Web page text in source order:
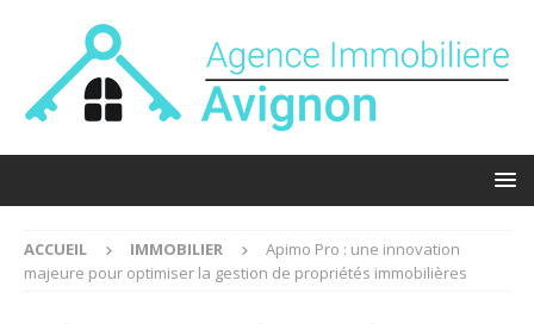
ACCUEIL IMMOBILIER
Apimo Pro : une innovation
majeure pour optimiser la gestion de propriétés immobilières